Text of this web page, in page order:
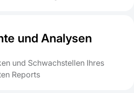
und Analysen
und Schwachstellen Ihres
Reports